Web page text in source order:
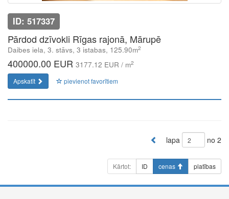
ID: 517337
Pārdod dzīvokli Rīgas rajonā, Mārupē
Daibes iela, 3. stāvs, 3 istabas, 125.90m2
400000.00 EUR 3177.12 EUR / m2
Apskatīt pievienot favorītiem
lapa no 2
Kārtot: ID cenas platības